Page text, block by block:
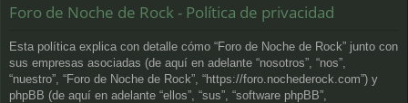
pi
d
e
Foro de Noche de Rock - Política de privacidad
Esta política explica con detalle cómo “Foro de Noche de Rock” junto con
sus empresas asociadas (de aquí en adelante “nosotros”, “nos”,
“nuestro”, “Foro de Noche de Rock”, “https://foro.nochederock.com”) y
phpBB (de aquí en adelante “ellos”, “sus”, “software phpBB”,